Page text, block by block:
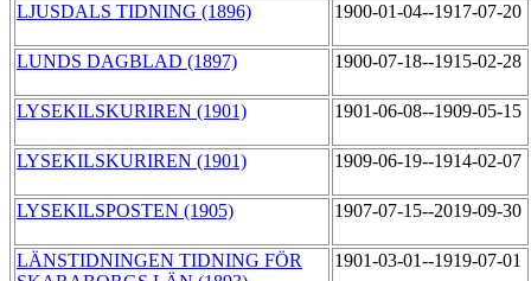
LJUSDALS TIDNING (1896) 1900-01-04--1917-07-20
LUNDS DAGBLAD (1897) 1900-07-18--1915-02-28
LYSEKILSKURIREN (1901) 1901-06-08--1909-05-15
LYSEKILSKURIREN (1901) 1909-06-19--1914-02-07
LYSEKILSPOSTEN (1905) 1907-07-15--2019-09-30
LÄNSTIDNINGEN TIDNING FÖR
1901-03-01--1919-07-01